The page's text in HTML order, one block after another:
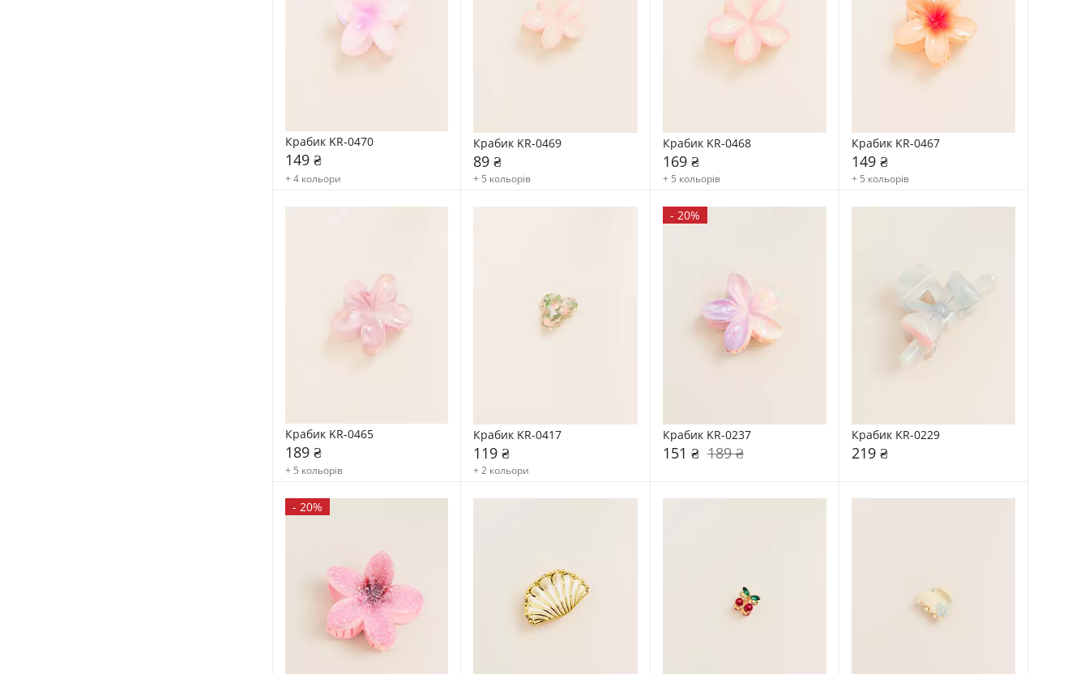
Крабик KR-0470
149 ₴
+ 4 кольори
Крабик KR-0469
89 ₴
+ 5 кольорів
Крабик KR-0468
169 ₴
+ 5 кольорів
Крабик KR-0467
149 ₴
+ 5 кольорів
Крабик KR-0465
189 ₴
+ 5 кольорів
Крабик KR-0417
119 ₴
+ 2 кольори
- 20%
Крабик KR-0237
151 ₴ 189 ₴
Крабик KR-0229
219 ₴
- 20%